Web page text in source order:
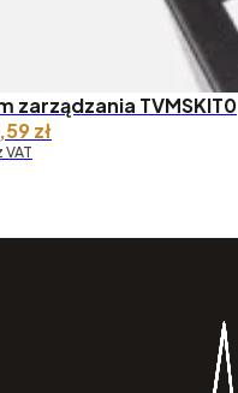
zarządzania TVMSKIT0
zł
VAT